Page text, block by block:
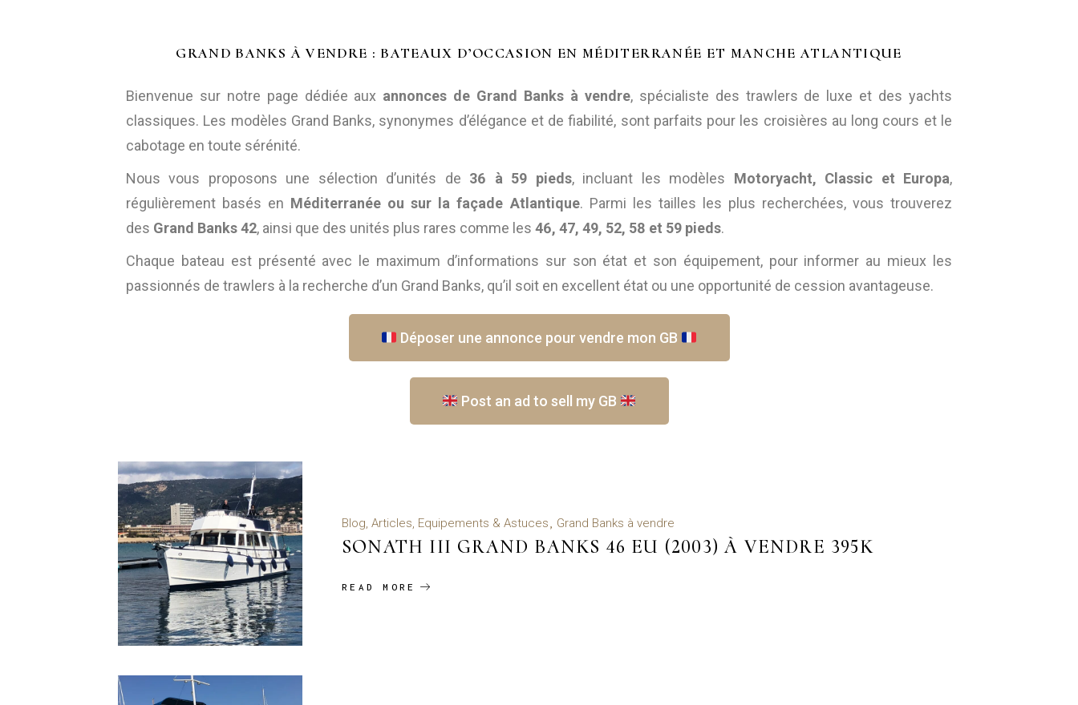
La e-boutique AGBM
Annuaire des Membres
GRAND BANKS À VENDRE : BATEAUX D’OCCASION EN MÉDITERRANÉE ET MANCHE ATLANTIQUE
Bienvenue sur notre page dédiée aux annonces de Grand Banks à vendre, spécialiste des trawlers de luxe et des yachts
classiques. Les modèles Grand Banks, synonymes d’élégance et de fiabilité, sont parfaits pour les croisières au long cours et le
cabotage en toute sérénité.
Nous vous proposons une sélection d’unités de 36 à 59 pieds, incluant les modèles Motoryacht, Classic et Europa,
régulièrement basés en Méditerranée ou sur la façade Atlantique. Parmi les tailles les plus recherchées, vous trouverez
des Grand Banks 42, ainsi que des unités plus rares comme les 46, 47, 49, 52, 58 et 59 pieds.
Chaque bateau est présenté avec le maximum d’informations sur son état et son équipement, pour informer au mieux les
passionnés de trawlers à la recherche d’un Grand Banks, qu’il soit en excellent état ou une opportunité de cession avantageuse.
Déposer une annonce pour vendre mon GB
Post an ad to sell my GB
Blog, Articles, Equipements & Astuces Grand Banks à vendre
SONATH III GRAND BANKS 46 EU (2003) À VENDRE 395K
READ MORE